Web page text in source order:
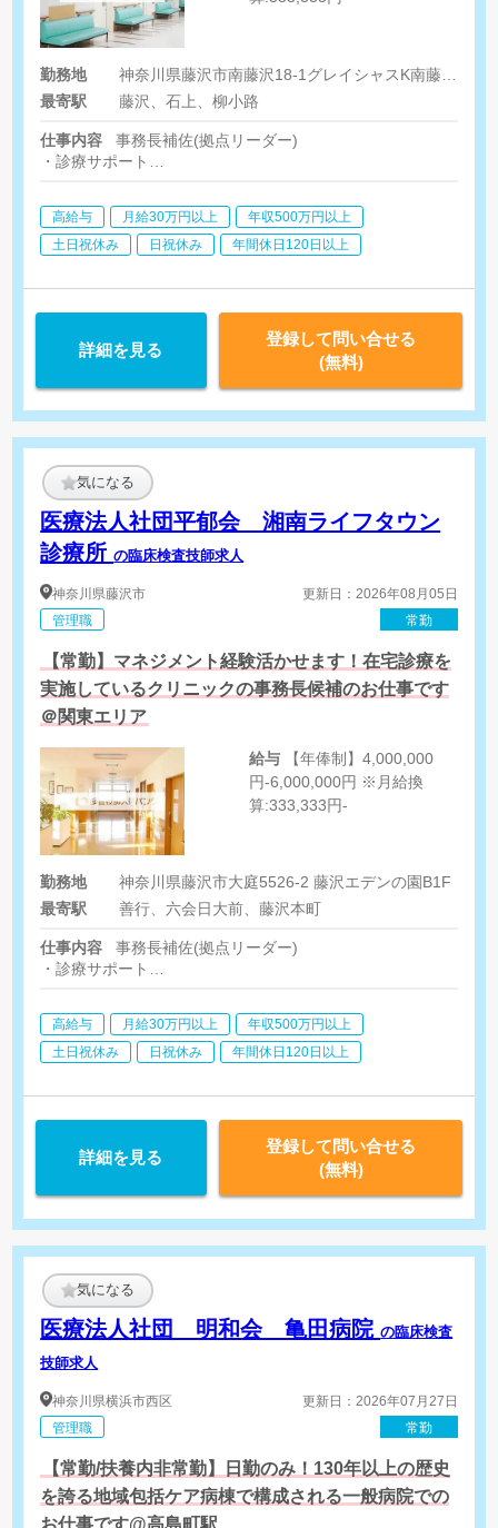
勤務地
最寄駅
藤沢、石上、柳小路
仕事内容
事務長補佐(拠点リーダー)
・診療サポート
・業務オペレーションの改善
・相談員業務
・集患営業(新規訪問診療患者様の獲得、新規訪問診療先)
高給与 月給30万円以上
年収500万円以上
土日祝休み
日祝休み 年間休日120日以上
詳細を見る
登録して問い合せる
(無料)
気になる
医療法人社団平郁会 湘南ライフタウン
診療所の臨床検査技師求人
神奈川県藤沢市
管理職
更新日：2026年08月05日
常勤
【常勤】マネジメント経験活かせます！在宅診療を
実施しているクリニックの事務長候補のお仕事です
＠関東エリア
給与
円-6,000,000円 ※月給換
算:333,333円-
勤務地
神奈川県藤沢市大庭5526-2 藤沢エデンの園B1F
最寄駅
善行、六会日大前、藤沢本町
仕事内容
事務長補佐(拠点リーダー)
・診療サポート
・業務オペレーションの改善
・相談員業務
・集患営業(新規訪問診療患者様の獲得、新規訪問診療先)
高給与 月給30万円以上
年収500万円以上
土日祝休み
日祝休み 年間休日120日以上
詳細を見る
登録して問い合せる
(無料)
気になる
医療法人社団 明和会 亀田病院の臨床検査
技師求人
神奈川県横浜市西区
管理職
更新日：2026年07月27日
常勤
【常勤/扶養内非常勤】日勤のみ！130年以上の歴史
を誇る地域包括ケア病棟で構成される一般病院での
お仕事です@高島町駅